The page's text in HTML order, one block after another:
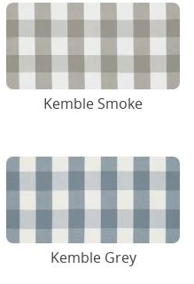
Kemble Smoke
Kemble Grey